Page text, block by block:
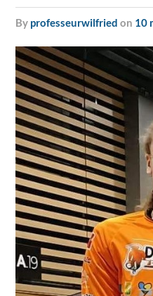
by professeurwilfried on 10